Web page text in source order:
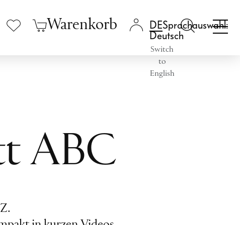
Warenkorb
Sprachauswahl:
Deutsch
Switch
to
English
ABC